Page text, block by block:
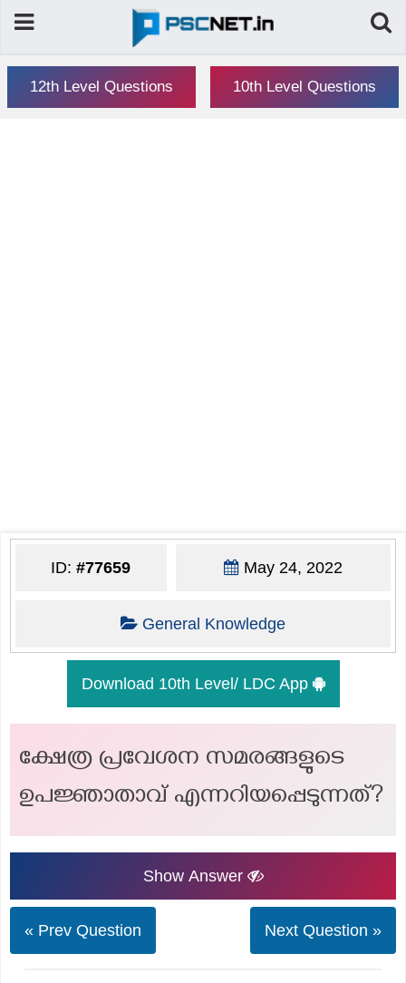
12th Level Questions 10th Level Questions
ID:#77659 May 24, 2022
General Knowledge
Download 10th Level/ LDC App
ക്ഷേത്ര പ്രവേശന സമരങ്ങളുടെ
ഉപ‍ജ്ഞാതാവ് എന്നറിയപ്പെടുന്നത്?
Show Answer
« Prev Question Next Question »